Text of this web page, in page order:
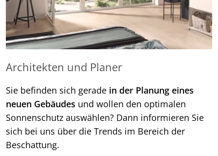
Architekten und Planer
Sie befinden sich gerade in der Planung eines
neuen Gebäudes und wollen den optimalen
Sonnenschutz auswählen? Dann informieren Sie
sich bei uns über die Trends im Bereich der
Beschattung.